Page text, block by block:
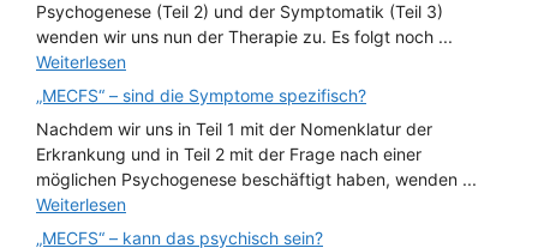
Psychogenese (Teil 2) und der Symptomatik (Teil 3)
wenden wir uns nun der Therapie zu. Es folgt noch ...
Weiterlesen
„MECFS“ – sind die Symptome spezifisch?
Nachdem wir uns in Teil 1 mit der Nomenklatur der
Erkrankung und in Teil 2 mit der Frage nach einer
möglichen Psychogenese beschäftigt haben, wenden ...
Weiterlesen
„MECFS“ – kann das psychisch sein?